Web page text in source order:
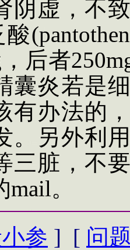
阴虚，不
酸
，后者250m
囊炎若是
有办法的
。另外利
三脏，不
mail。
参 ] [ 问